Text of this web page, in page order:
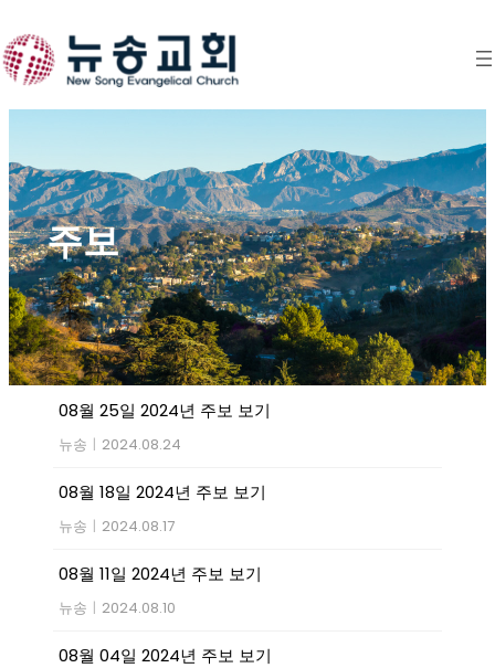
to
content
주보
08월 25일 2024년 주보 보기
뉴송 | 2024.08.24
08월 18일 2024년 주보 보기
뉴송 | 2024.08.17
08월 11일 2024년 주보 보기
뉴송 | 2024.08.10
08월 04일 2024년 주보 보기